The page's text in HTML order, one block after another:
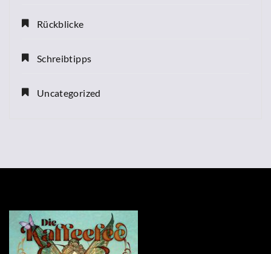
Rückblicke
Schreibtipps
Uncategorized